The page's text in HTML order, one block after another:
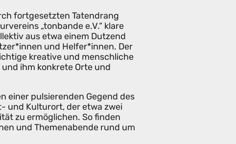
fortgesetzten Tatendrang
„tonbande e.V.“ klare
aus etwa einem Dutzend
und Helfer*innen. Der
kreative und menschliche
ihm konkrete Orte und
einer pulsierenden Gegend des
und Kulturort, der etwa zwei
zu ermöglichen. So finden
und Themenabende rund um